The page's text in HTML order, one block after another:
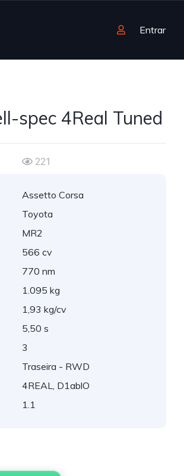
Entrar
spec 4Real Tuned
221
Assetto Corsa
Toyota
MR2
566 cv
770 nm
1.095 kg
1,93 kg/cv
5,50 s
3
Traseira - RWD
4REAL, D1ablO
1.1